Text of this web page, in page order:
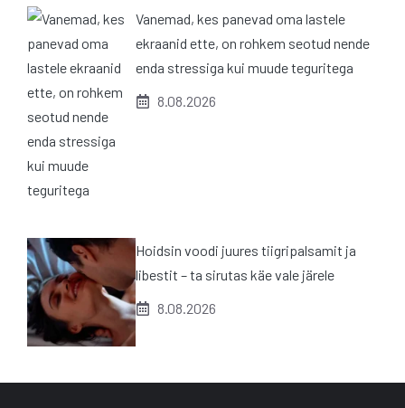
Vanemad, kes panevad oma lastele
ekraanid ette, on rohkem seotud nende
enda stressiga kui muude teguritega
8.08.2026
Hoidsin voodi juures tiigripalsamit ja
libestit – ta sirutas käe vale järele
8.08.2026